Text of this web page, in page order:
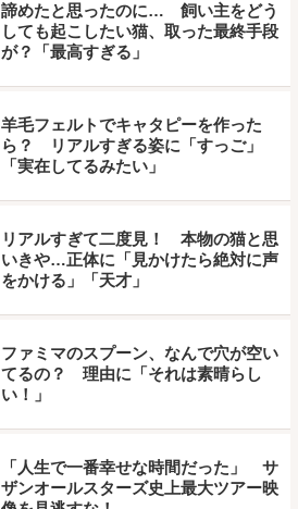
諦めたと思ったのに… 飼い主をどう
しても起こしたい猫、取った最終手段
が？「最高すぎる」
羊毛フェルトでキャタピーを作った
ら？ リアルすぎる姿に「すっご」
「実在してるみたい」
リアルすぎて二度見！ 本物の猫と思
いきや…正体に「見かけたら絶対に声
をかける」「天才」
ファミマのスプーン、なんで穴が空い
てるの？ 理由に「それは素晴らし
い！」
「人生で一番幸せな時間だった」 サ
ザンオールスターズ史上最大ツアー映